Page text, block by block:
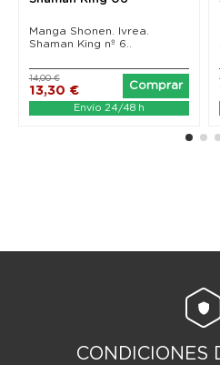
Manga Shonen. Ivrea.
Shaman King nº 6..
13,30 €
14,00 €
Comprar
Envío 24/48 h
CONDICIONES